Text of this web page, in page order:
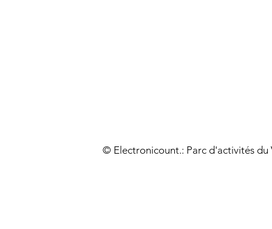
© Electronicount.: Parc d'activités du